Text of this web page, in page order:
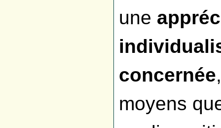
une
concernée
moyens